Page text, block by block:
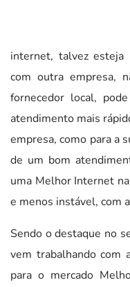
internet, talvez esteja
com outra empresa,
fornecedor local,
atendimento mais
empresa, como para a
de um bom
uma Melhor Internet
e menos instável, com
Sendo o destaque no
vem trabalhando com
para o mercado